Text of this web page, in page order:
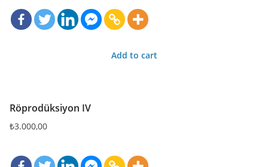
Add to cart
Röprodüksiyon IV
₺3.000,00